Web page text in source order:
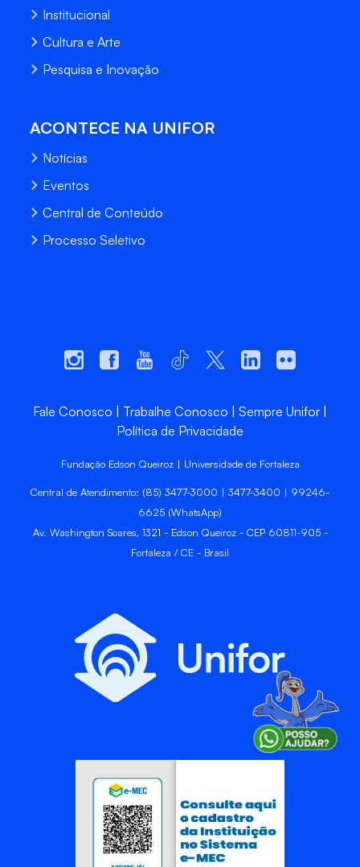
Institucional
Cultura e Arte
Pesquisa e Inovação
ACONTECE NA UNIFOR
Notícias
Eventos
Central de Conteúdo
Processo Seletivo
Fale Conosco Trabalhe Conosco
Sempre Unifor
Política de Privacidade
Fundação Edson Queiroz | Universidade de Fortaleza
Central de Atendimento: (85) 3477-3000 | 3477-3400 | 99246-
6625 (WhatsApp)
Av. Washington Soares, 1321 - Edson Queiroz - CEP 60811-905 -
Fortaleza / CE - Brasil